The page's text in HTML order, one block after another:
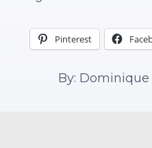
Pinterest
By: